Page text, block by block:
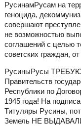
РусинамРусам на
геноцида,
совершают
не возможностью
соглашений с целью
советских граждан,
РусиныРусы
Правительств
Республики по
1945 года! На
Титуляры Русины,
Земель НЕ